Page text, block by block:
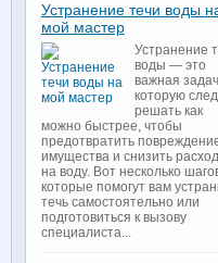
Устранение течи воды
мой мастер
Устранение
воды — это
важная
которую
решать как
можно быстрее, чтобы
предотвратить
имущества и снизить
на воду. Вот несколько
которые помогут вам
течь самостоятельно или
подготовиться к вызову
специалиста...